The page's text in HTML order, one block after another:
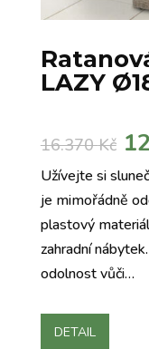
LAZY
16.370Kč
Užívejte si
je mimořádně
plastový
zahradní
odolnost vůči…
DETAIL